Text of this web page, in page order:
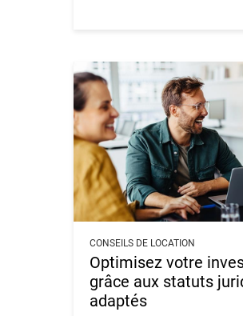
CONSEILS DE LOCATION
Optimisez votre
grâce aux statuts
adaptés